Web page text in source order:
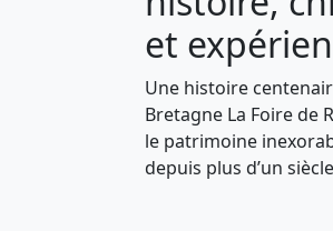
et
Une histoire
Bretagne La Foire de
le patrimoine
depuis plus d’un